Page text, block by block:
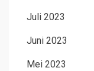
Juli 2023
Juni 2023
Mei 2023